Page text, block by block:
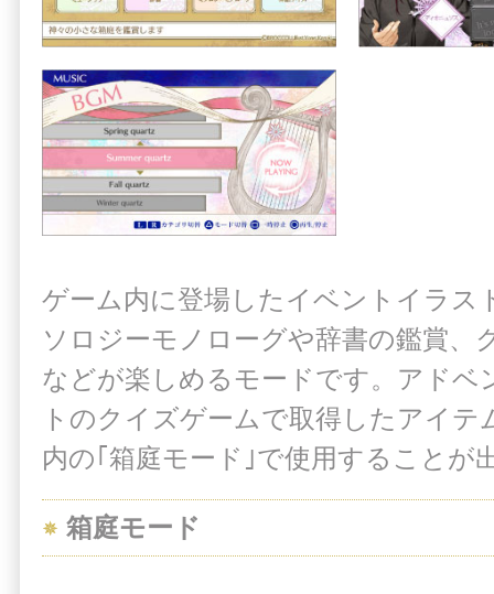
ゲーム内に登場したイベントイラス
ソロジーモノローグや辞書の鑑賞、
などが楽しめるモードです。アドベ
トのクイズゲームで取得したアイテ
内の｢箱庭モード｣で使用することが
箱庭モード